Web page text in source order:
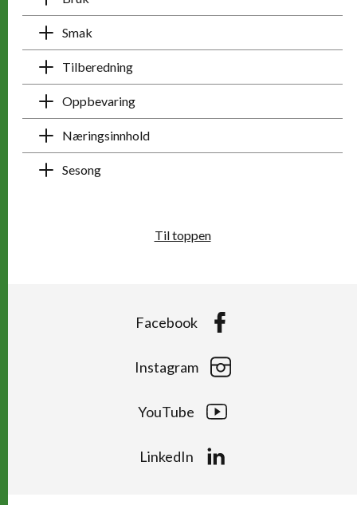
Smak
Tilberedning
Oppbevaring
Næringsinnhold
Sesong
Til toppen
Facebook
Instagram
YouTube
LinkedIn